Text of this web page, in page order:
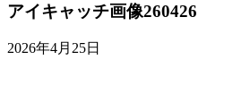
アイキャッチ画像260426
2026年4月25日